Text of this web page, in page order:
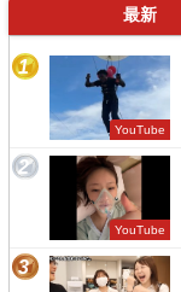
最新
1
YouTube
2
YouTube
3